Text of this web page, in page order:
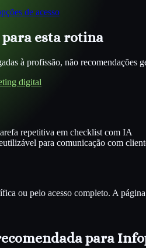
de acesso
esta rotina
à profissão, não recomendações
digital
repetitiva em checklist com IA
para comunicação com
ou pelo acesso completo. A
para